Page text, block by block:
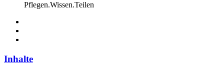
Pflegen.Wissen.Teilen
Inhalte